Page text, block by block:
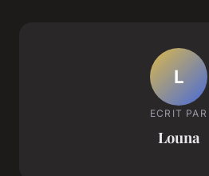
L
ECRIT PAR
Louna